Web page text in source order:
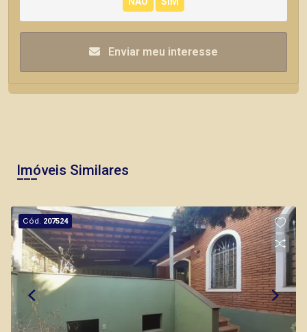
Enviar meu interesse
Imóveis Similares
Cód. 207524